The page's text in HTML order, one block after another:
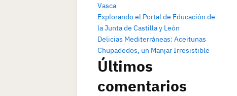
Vasca
Explorando el Portal de Educación de
la Junta de Castilla y León
Delicias Mediterráneas: Aceitunas
Chupadedos, un Manjar Irresistible
Últimos
comentarios